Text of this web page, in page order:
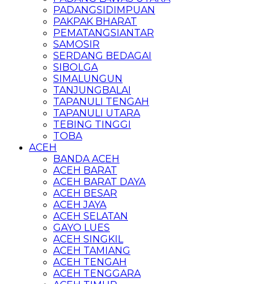
PADANGSIDIMPUAN
PAKPAK BHARAT
PEMATANGSIANTAR
SAMOSIR
SERDANG BEDAGAI
SIBOLGA
SIMALUNGUN
TANJUNGBALAI
TAPANULI TENGAH
TAPANULI UTARA
TEBING TINGGI
TOBA
ACEH
BANDA ACEH
ACEH BARAT
ACEH BARAT DAYA
ACEH BESAR
ACEH JAYA
ACEH SELATAN
GAYO LUES
ACEH SINGKIL
ACEH TAMIANG
ACEH TENGAH
ACEH TENGGARA